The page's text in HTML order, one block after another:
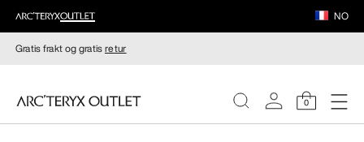
NO
Gratis frakt og gratisretur
0